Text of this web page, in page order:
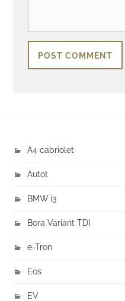
A4 cabriolet
Autot
BMW i3
Bora Variant TDI
e-Tron
Eos
EV